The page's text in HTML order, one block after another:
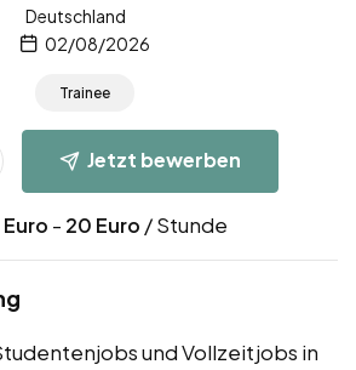
Deutschland
02/08/2026
Trainee
Jetzt bewerben
Euro - 20 Euro / Stunde
und Vollzeitjobs in